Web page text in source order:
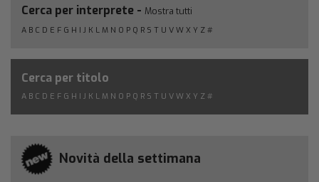
Cerca per interprete - Mostra tutti
A B C D E F G H I J K L M N O P Q R S T U V W X Y Z #
Cerca per titolo
A B C D E F G H I J K L M N O P Q R S T U V W X Y Z #
Novità della settimana